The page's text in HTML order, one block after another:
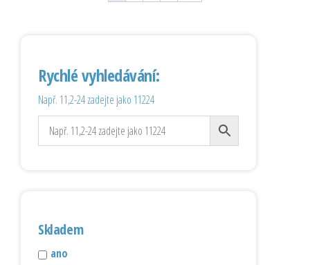
Rychlé vyhledávání:
Např. 11,2-24 zadejte jako 11224
Skladem
ano